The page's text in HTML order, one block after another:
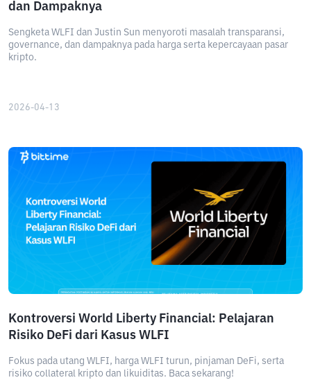
dan Dampaknya
Sengketa WLFI dan Justin Sun menyoroti masalah transparansi,
governance, dan dampaknya pada harga serta kepercayaan pasar
kripto.
2026-04-13
Kontroversi World Liberty Financial: Pelajaran
Risiko DeFi dari Kasus WLFI
Fokus pada utang WLFI, harga WLFI turun, pinjaman DeFi, serta
risiko collateral kripto dan likuiditas. Baca sekarang!